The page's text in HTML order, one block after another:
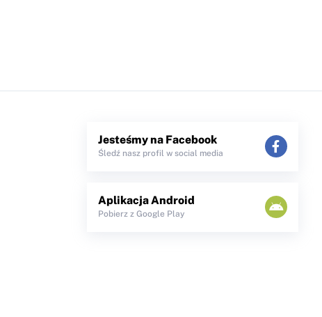
Jesteśmy na Facebook
Śledź nasz profil w social media
Aplikacja Android
Pobierz z Google Play